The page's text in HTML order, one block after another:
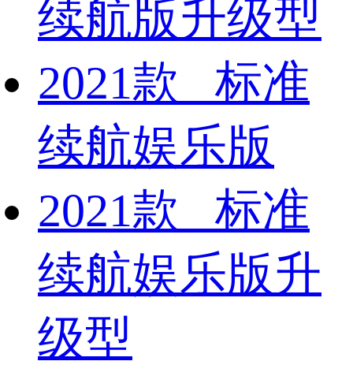
续航版升级型
2021款 标准
续航娱乐版
2021款 标准
续航娱乐版升
级型